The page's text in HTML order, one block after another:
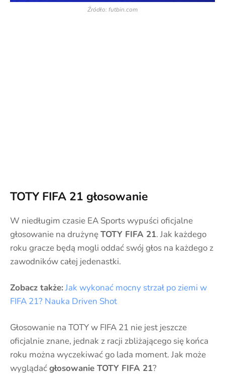
Źródło: futbin.com
TOTY FIFA 21 głosowanie
W niedługim czasie EA Sports wypuści oficjalne
głosowanie na drużynęTOTY FIFA 21. Jak każdego
roku gracze będą mogli oddać swój głos na każdego z
zawodników całej jedenastki.
Zobacz także:Jak wykonać mocny strzał po ziemi w
FIFA 21? Nauka Driven Shot
Głosowanie na TOTY w FIFA 21 nie jest jeszcze
oficjalnie znane, jednak z racji zbliżającego się końca
roku można wyczekiwać go lada moment. Jak może
wyglądaćgłosowanie TOTY FIFA 21?